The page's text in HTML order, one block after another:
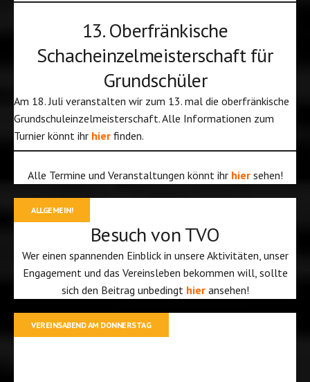
13. Oberfränkische
Schacheinzelmeisterschaft für
Grundschüler
Am 18. Juli veranstalten wir zum 13. mal die oberfränkische
Grundschuleinzelmeisterschaft. Alle Informationen zum
Turnier könnt ihr hier finden.
Alle Termine und Veranstaltungen könnt ihr hier sehen!
ALLGEMEIN!
Besuch von TVO
Wer einen spannenden Einblick in unsere Aktivitäten, unser
Engagement und das Vereinsleben bekommen will, sollte
sich den Beitrag unbedingt hieransehen!
VEREINSABEND AM DONNERSTAG